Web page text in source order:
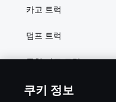
카고 트럭
덤프 트럭
중형 카고 트럭
쿠키 정보